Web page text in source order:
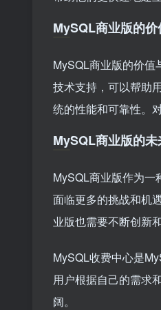
MySQL商业版的
MySQL商业版的价
技术支持，可以帮助
统的性能和可靠性。
MySQL商业版的
MySQL商业版作为
面临更多的挑战和机
业版也需要不断创新
MySQL收费中心是
用户根据自己的需求
阔。